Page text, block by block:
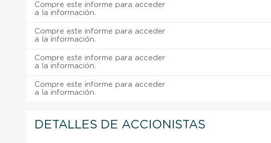
Compre este informe para acceder
a la información.
Compre este informe para acceder
a la información.
Compre este informe para acceder
a la información.
Compre este informe para acceder
a la información.
DETALLES DE ACCIONISTAS